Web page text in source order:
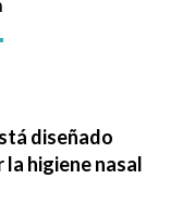
diseñado
higiene nasal